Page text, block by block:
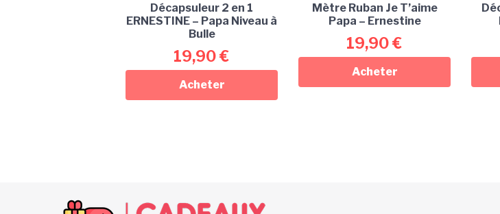
Décapsuleur 2 en 1
ERNESTINE – Papa Niveau à
Bulle
19,90€
Acheter
Mètre Ruban Je T’aime
Papa – Ernestine
19,90€
Acheter